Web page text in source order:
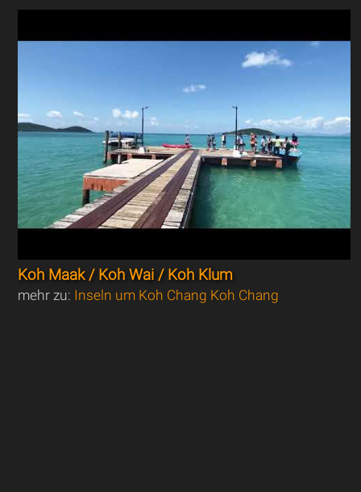
Koh Maak / Koh Wai / Koh Klum
mehr zu: Inseln um Koh Chang Koh Chang